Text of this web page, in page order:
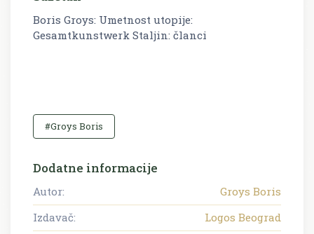
Boris Groys: Umetnost utopije:
Gesamtkunstwerk Staljin: članci
#Groys Boris
Dodatne informacije
Autor:
Groys Boris
Izdavač:
Logos Beograd